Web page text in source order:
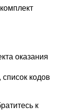
оказания
кодов
к